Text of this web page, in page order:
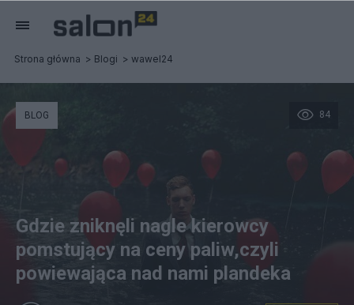
Strona główna Blogi wawel24
84
BLOG
Gdzie zniknęli nagle kierowcy
pomstujący na ceny paliw,czyli
powiewająca nad nami plandeka